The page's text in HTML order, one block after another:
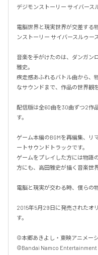
デジモンストーリー サイバース
電脳世界と現実世界が交差する
ンストーリー サイバースルゥー
音楽を手がけたのは、ダンガン
雅史。
疾走感あふれるバトル曲から、
なサウンドまで、作品の世界観
配信版は全60曲を30曲ずつ2作
す。
ゲーム本編のBGMを再編集、リ
ートサウンドトラックです。
ゲームをプレイした方には物語
方にも、高田雅史が描く音楽世
電脳と現実が交わる時、僕らの
2015年5月29日に発売されたオ
す。
©本郷あきよし・東映アニメー
©Bandai Namco Entertainment